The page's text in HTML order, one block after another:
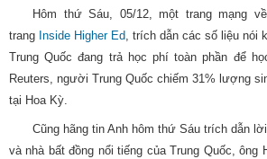
Hôm thứ Sáu, 05/12, một trang mạng
trang Inside Higher Ed, trích dẫn các số liệu nói
Trung Quốc đang trả học phí toàn phần để
Reuters, người Trung Quốc chiếm 31% lượng
tại Hoa Kỳ.
Cũng hãng tin Anh hôm thứ Sáu trích dẫn
và nhà bất đồng nổi tiếng của Trung Quốc, ông